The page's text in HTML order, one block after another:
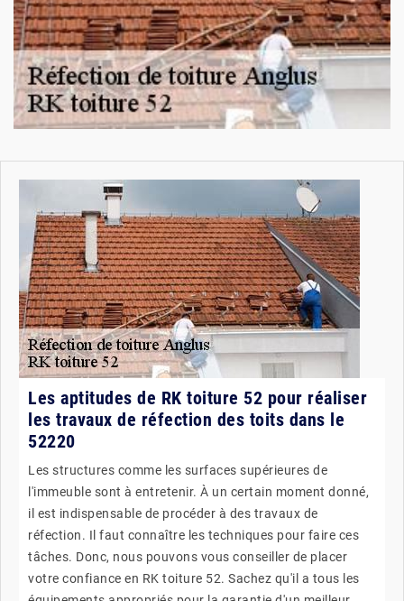
Les aptitudes de RK toiture 52 pour réaliser
les travaux de réfection des toits dans le
52220
Les structures comme les surfaces supérieures de
l'immeuble sont à entretenir. À un certain moment donné,
il est indispensable de procéder à des travaux de
réfection. Il faut connaître les techniques pour faire ces
tâches. Donc, nous pouvons vous conseiller de placer
votre confiance en RK toiture 52. Sachez qu'il a tous les